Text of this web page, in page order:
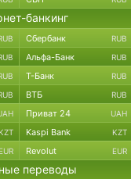
банкинг
Сбербанк RUB
Альфа-Банк RUB
Т-Банк RUB
ВТБ RUB
Приват 24 UAH
Kaspi Bank KZT
EUR Revolut EUR
переводы